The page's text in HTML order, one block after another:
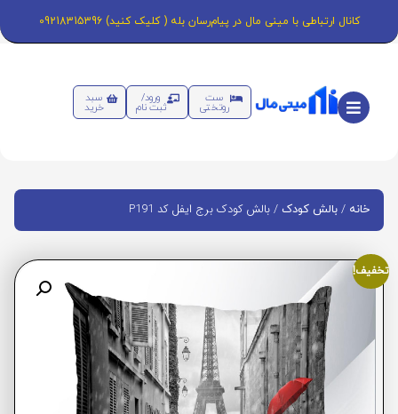
کانال ارتباطی با مینی مال در پیام‌رسان بله ( کلیک کنید) 09218315396
ست
روتختی
ورود/
ثبت نام
سبد
خرید
خانه / بالش کودک / بالش کودک برج ایفل کد P191
تخفیف!